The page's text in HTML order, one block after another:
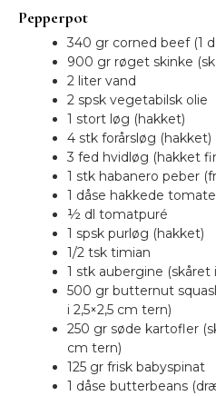
Pepperpot
340 gr corned beef (1
900 gr røget skinke
2 liter vand
2 spsk vegetabilsk olie
1 stort løg (hakket)
4 stk forårsløg (hakket)
3 fed hvidløg (hakket
1 stk habanero peber
1 dåse hakkede
½ dl tomatpuré
1 spsk purløg (hakket)
1/2 tsk timian
1 stk aubergine (skåret
500 gr butternut
i 2,5×2,5 cm tern)
250 gr søde kartofler
cm tern)
125 gr frisk babyspinat
1 dåse butterbeans